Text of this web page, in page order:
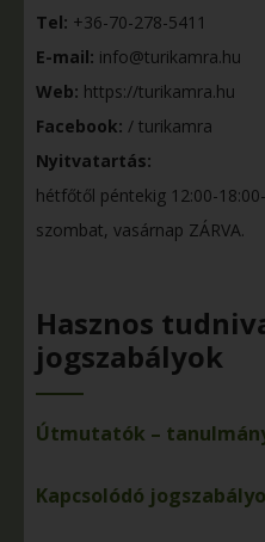
Tel: +36-70-278-5411
E-mail: info@turikamra.hu
Web: https://turikamra.hu
Facebook: / turikamra
Nyitvatartás:
hétfőtől péntekig 12:00-
szombat, vasárnap ZÁRVA.
Hasznos
jogszabályok
Útmutatók –
Kapcsolódó